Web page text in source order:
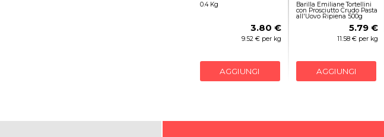
0.4 Kg
3.80 €
9.52 € per kg
AGGIUNGI
Barilla Emiliane Tortellini
con Prosciutto Crudo Pasta
all'Uovo Ripiena 500g
5.79 €
11.58 € per kg
AGGIUNGI